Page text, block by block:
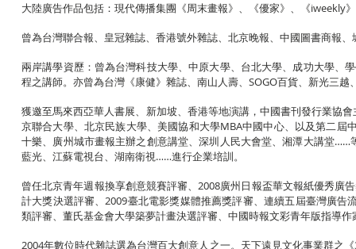
大陸廣告作品包括：現代傳播集團《周末畫報》、《優家》、《iweekly
曾為台灣聯合報、皇冠雜誌、香港號外雜誌、北京晚報、中國圖書商報
兩岸講學資歷：曾為台灣科技大學、中原大學、台北大學、成功大學
程之講師。亦曾為台灣《康健》雜誌、南山人壽、SOGO百貨、新光三
獲邀至馬來西亞華人書展、新加坡、香港等地演講，中國書刊發行業協
京聯合大學、北京民族大學、美國協和大學MBA中國中心、以及第二屆
十樂、廣州城市畫報主辦之創意講堂、深圳人民大會堂、湘潭大講堂
藍光、江蘇電視台、湖南衛視……進行企業培訓。
曾任北京青年週報換享創意競賽評審、2008廣州日報盃華文報紙優秀廣
計大獎決選評審、2009臺北電影獎媒體推薦獎評審、連續五屆臺灣廣
類評審、董氏基金會大學築夢計畫決選評審、中國時報文彩青年版指導
2004年數位時代雜誌選為台灣百大創意人之一。天下遠見文化事業群之